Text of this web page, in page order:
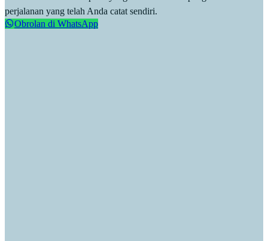
perjalanan yang telah Anda catat sendiri.
Obrolan di WhatsApp